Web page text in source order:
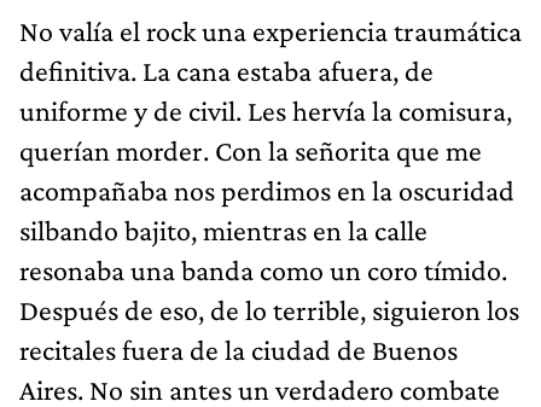
No valía el rock una experiencia traumática
definitiva. La cana estaba afuera, de
uniforme y de civil. Les hervía la comisura,
querían morder. Con la señorita que me
acompañaba nos perdimos en la oscuridad
silbando bajito, mientras en la calle
resonaba una banda como un coro tímido.
Después de eso, de lo terrible, siguieron los
recitales fuera de la ciudad de Buenos
Aires. No sin antes un verdadero combate